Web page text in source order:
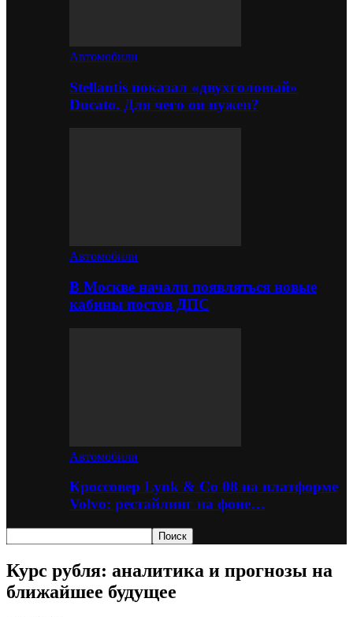
Автомобили
Stellantis показал «двухголовый»
Ducato. Для чего он нужен?
Автомобили
В Москве начали появляться новые
кабины постов ДПС
Автомобили
Кроссовер Lynk & Co 08 на платформе
Volvo: рестайлинг на фоне…
Курс рубля: аналитика и прогнозы на
ближайшее будущее